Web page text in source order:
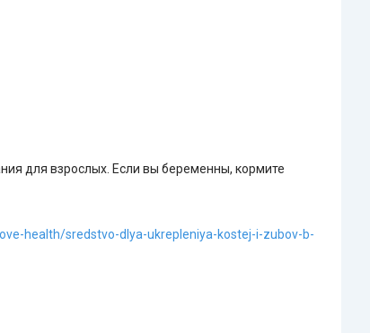
для взрослых. Если вы беременны, кормите
health/sredstvo-dlya-ukrepleniya-kostej-i-zubov-b-